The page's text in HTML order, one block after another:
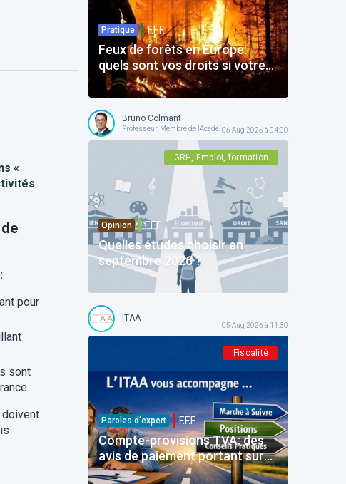
«
pour
sont
doivent
Pratique F.F.F.
Feux de forêts en Europe:
quels sont vos droits si votre
voyage est impacté ?
Bruno Colmant
Professeur, Membre de l'Académie Royale06 Aug 2026 à 04:00
GRH, Emploi, formation
Opinion F.F.F.
Quelles études choisir en
septembre 2026 ?
ITAA
05 Aug 2026 à 11:30
Fiscalité
Paroles d’expert F.F.F.
Compte-provisions TVA: des
avis de paiement portant sur
des montants déjà payés